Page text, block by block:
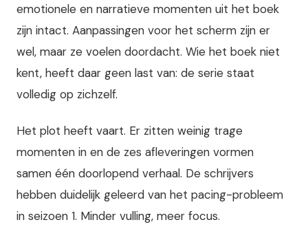
emotionele en narratieve momenten uit het boek
zijn intact. Aanpassingen voor het scherm zijn er
wel, maar ze voelen doordacht. Wie het boek niet
kent, heeft daar geen last van: de serie staat
volledig op zichzelf.
Het plot heeft vaart. Er zitten weinig trage
momenten in en de zes afleveringen vormen
samen één doorlopend verhaal. De schrijvers
hebben duidelijk geleerd van het pacing-probleem
in seizoen 1. Minder vulling, meer focus.